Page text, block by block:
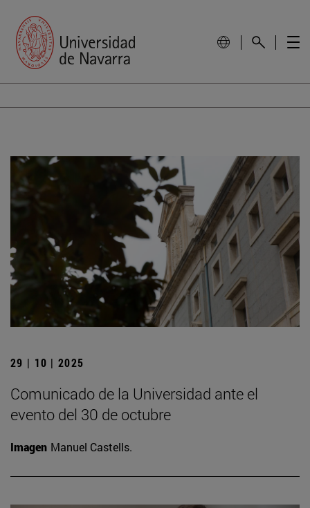
29 | 10 | 2025
Comunicado de la Universidad ante el
evento del 30 de octubre
Imagen Manuel Castells.